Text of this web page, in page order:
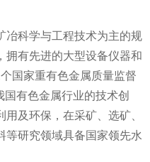
冶科学与工程技术为主的规
拥有先进的大型设备仪器和
个国家重有色金属质量监督
有色金属行业的技术创
及环保，在采矿、选矿、
等研究领域具备国家领先水